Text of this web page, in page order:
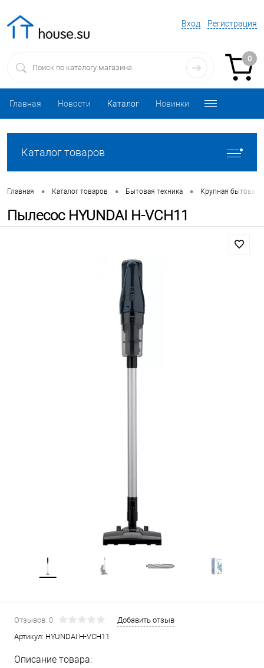
Вход Регистрация
0
Главная Новости Каталог Новинки
Каталог товаров
Главная • Каталог товаров • Бытовая техника • Крупная бытовая
Пылесос HYUNDAI H-VCH11
Отзывов: 0
Добавить отзыв
Артикул: HYUNDAI H-VCH11
Описание товара: